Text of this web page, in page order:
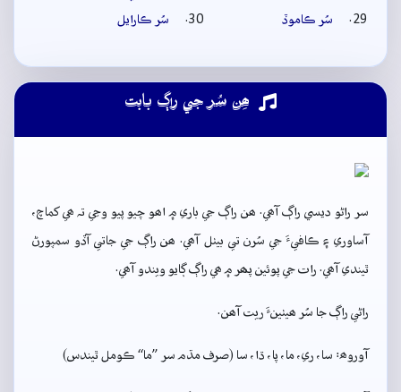
سُر ڪاموڏ
سُر ڪارايل
ھِن سُر جي راڳ بابت
سر راڻو ديسي راڳ آھي. ھن راڳ جي باري ۾ اھو چيو پيو وڃي تہ ھي کماچ،
آساوري ۽ ڪافيءَ جي سُرن تي بيٺل آھي. ھن راڳ جي جاتي آڏو سمپورڻ
ٿيندي آھي. رات جي پوئين پھر ۾ ھي راڳ ڳايو ويندو آھي.
راڻي راڳ جا سُر ھيٺينءَ ريت آھن.
آوروھ: سا، ري، ما، پا، ڌا، سا (صرف مڌم سر ”ما“ ڪومل ٿيندس)